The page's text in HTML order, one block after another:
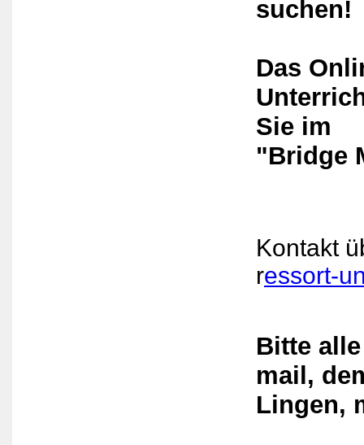
suchen!
Das
Sie im
"Bridge
Kontakt
ressort-
Bitte
mail,
Lingen,